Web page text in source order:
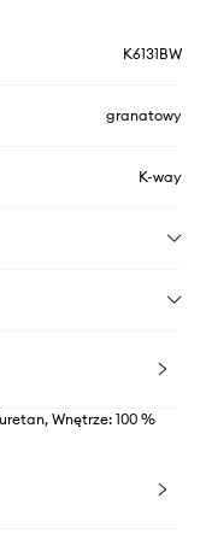
K6131BW
granatowy
K-way
Wnętrze: 100 %